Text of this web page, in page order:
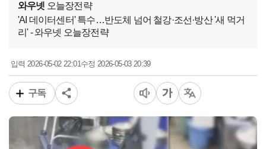
와우넷 오늘장전략
'AI 데이터센터' 특수…반도체 넘어 철강·조선·방산 '새 먹거
리' - 와우넷 오늘장전략
입력2026-05-02 22:01수정 2026-05-03 20:39
구독